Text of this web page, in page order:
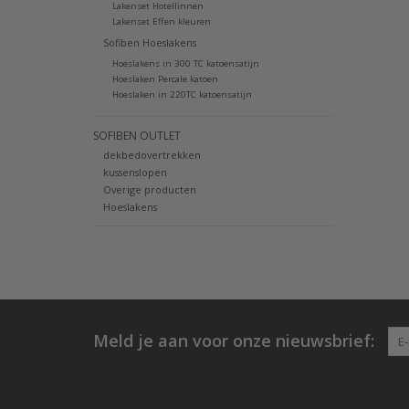
Lakenset Hotellinnen
Lakenset Effen kleuren
Sofiben Hoeslakens
Hoeslakens in 300 TC katoensatijn
Hoeslaken Percale katoen
Hoeslaken in 220TC katoensatijn
SOFIBEN OUTLET
dekbedovertrekken
kussenslopen
Overige producten
Hoeslakens
Meld je aan voor onze nieuwsbrief: